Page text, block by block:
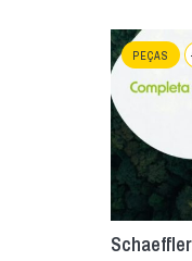
PEÇAS